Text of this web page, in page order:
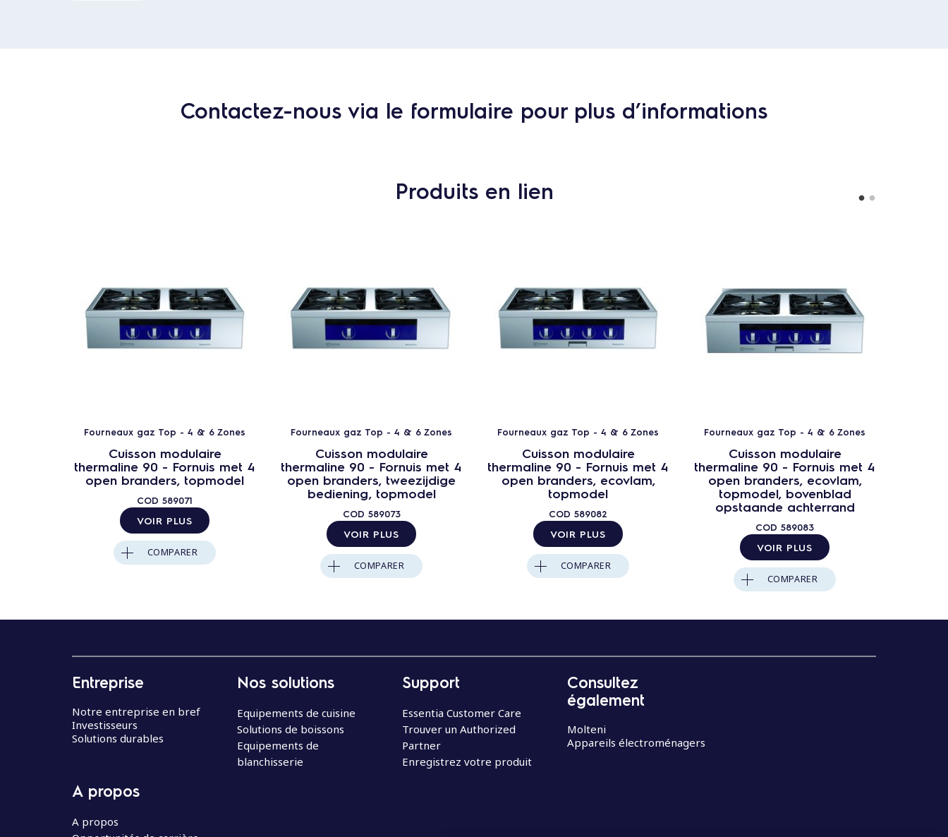
Contactez-nous via le formulaire pour plus d’informations
Produits en lien
Fourneaux gaz Top - 4 & 6 Zones
Cuisson modulaire
thermaline 90 - Fornuis met 4
open branders, topmodel
COD 589071
VOIR PLUS
COMPARER
Fourneaux gaz Top - 4 & 6 Zones
Cuisson modulaire
thermaline 90 - Fornuis met 4
open branders, tweezijdige
bediening, topmodel
COD 589073
VOIR PLUS
COMPARER
Fourneaux gaz Top - 4 & 6 Zones
Cuisson modulaire
thermaline 90 - Fornuis met 4
open branders, ecovlam,
topmodel
COD 589082
VOIR PLUS
COMPARER
Fourneaux gaz Top - 4 & 6 Zones
Cuisson modulaire
thermaline 90 - Fornuis met 4
open branders, ecovlam,
topmodel, bovenblad
opstaande achterrand
COD 589083
VOIR PLUS
COMPARER
Entreprise
Notre entreprise en bref
Investisseurs
Solutions durables
A propos
A propos
Nos solutions
Equipements de cuisine
Solutions de boissons
Equipements de
blanchisserie
Support
Essentia Customer Care
Trouver un Authorized
Partner
Enregistrez votre produit
Consultez
également
Molteni
Appareils électroménagers